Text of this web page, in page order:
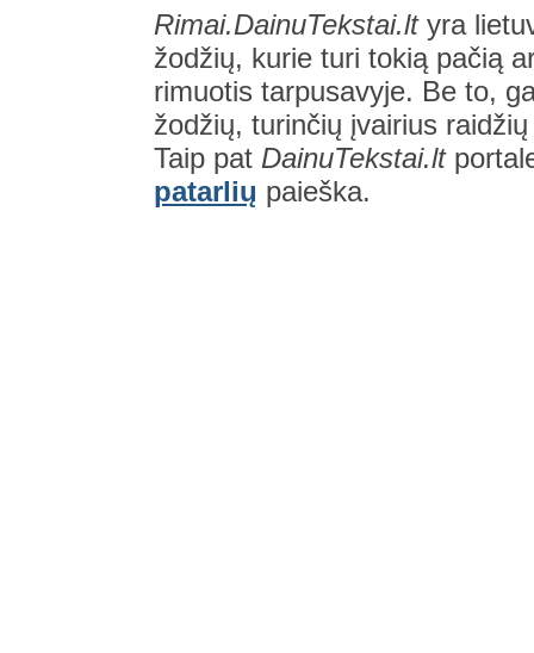
Rimai.DainuTekstai.ltyra
žodžių, kurie turi tokią pačią
rimuotis tarpusavyje. Be to,
žodžių, turinčių įvairius
Taip pat DainuTekstai.lt
patarlių paieška.